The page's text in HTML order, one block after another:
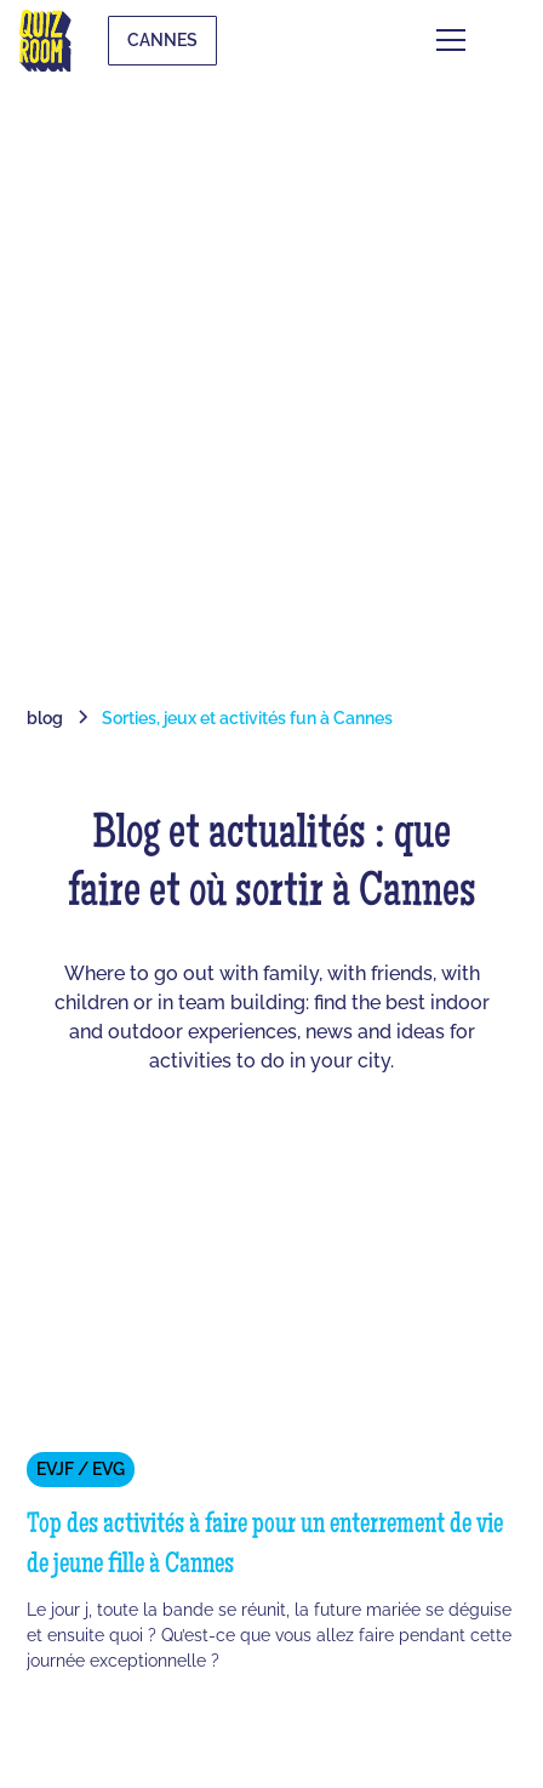
CANNES
blog Sorties, jeux et activités fun à Cannes
Blog et actualités : que
faire et où sortir à Cannes
Where to go out with family, with friends, with
children or in team building: find the best indoor
and outdoor experiences, news and ideas for
activities to do in your city.
EVJF / EVG
Top des activités à faire pour un enterrement de vie
de jeune fille à Cannes
Le jour j, toute la bande se réunit, la future mariée se déguise
et ensuite quoi ? Qu’est-ce que vous allez faire pendant cette
journée exceptionnelle ?